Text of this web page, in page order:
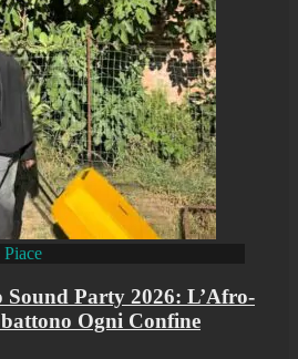
Party 2026: L’Afro-
Ogni Confine